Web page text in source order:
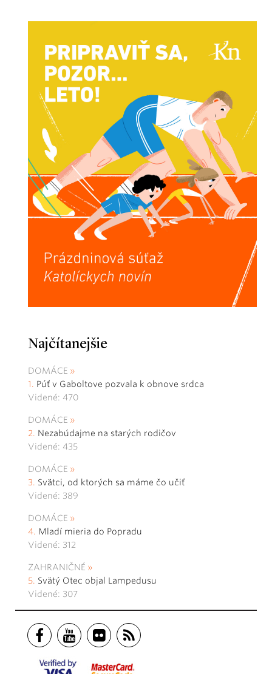
Najčítanejšie
DOMÁCE
Púť v Gaboltove pozvala k obnove srdca
Videné: 470
DOMÁCE
Nezabúdajme na starých rodičov
Videné: 435
DOMÁCE
Svätci, od ktorých sa máme čo učiť
Videné: 389
DOMÁCE
Mladí mieria do Popradu
Videné: 312
ZAHRANIČNÉ
Svätý Otec objal Lampedusu
Videné: 307